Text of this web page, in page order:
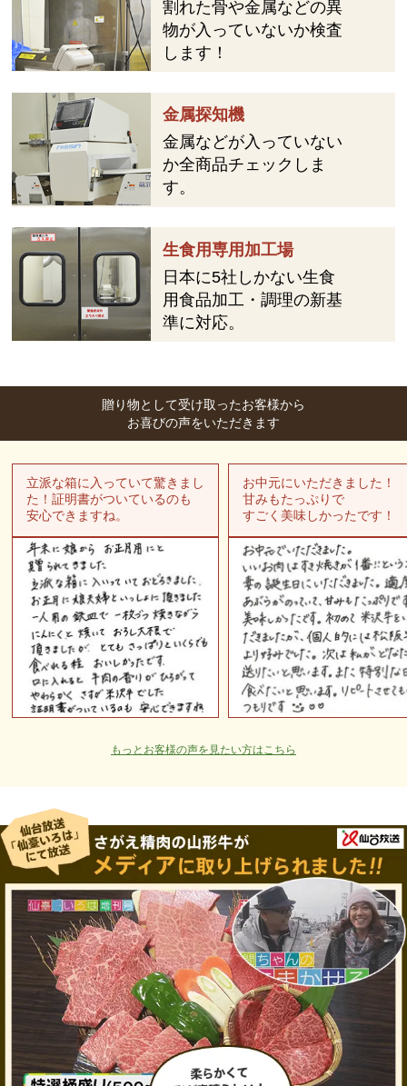
割れた骨や金属などの異
物が入っていないか検査
します！
金属探知機
金属などが入っていない
か全商品チェックしま
す。
生食用専用加工場
日本に5社しかない生食
用食品加工・調理の新基
準に対応。
贈り物として受け取ったお客様から
お喜びの声をいただきます
立派な箱に入っていて驚きまし
た！証明書がついているのも
安心できますね。
お中元にいただきました！
甘みもたっぷりで
すごく美味しかったです！
もっとお客様の声を見たい方はこちら